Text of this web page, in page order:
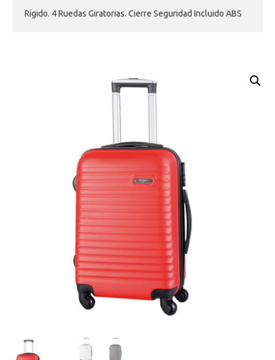
Rígido. 4 Ruedas Giratorias. Cierre Seguridad Incluido ABS